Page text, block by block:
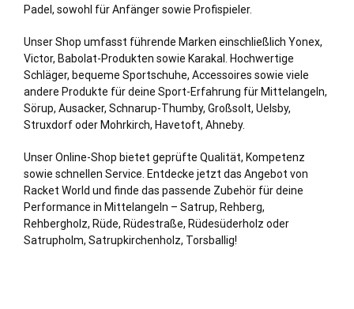
Padel, sowohl für Anfänger sowie Profispieler.
Unser Shop umfasst führende Marken einschließlich Yonex,
Victor, Babolat-Produkten sowie Karakal. Hochwertige
Schläger, bequeme Sportschuhe, Accessoires sowie viele
andere Produkte für deine Sport-Erfahrung für Mittelangeln,
Sörup, Ausacker, Schnarup-Thumby, Großsolt, Uelsby,
Struxdorfoder Mohrkirch, Havetoft, Ahneby.
Unser Online-Shop bietet geprüfte Qualität, Kompetenz
sowie schnellen Service. Entdecke jetzt das Angebot von
Racket World und finde das passende Zubehör für deine
Performance in Mittelangeln – Satrup, Rehberg,
Rehbergholz, Rüde, Rüdestraße, Rüdesüderholz oder
Satrupholm, Satrupkirchenholz, Torsballig!